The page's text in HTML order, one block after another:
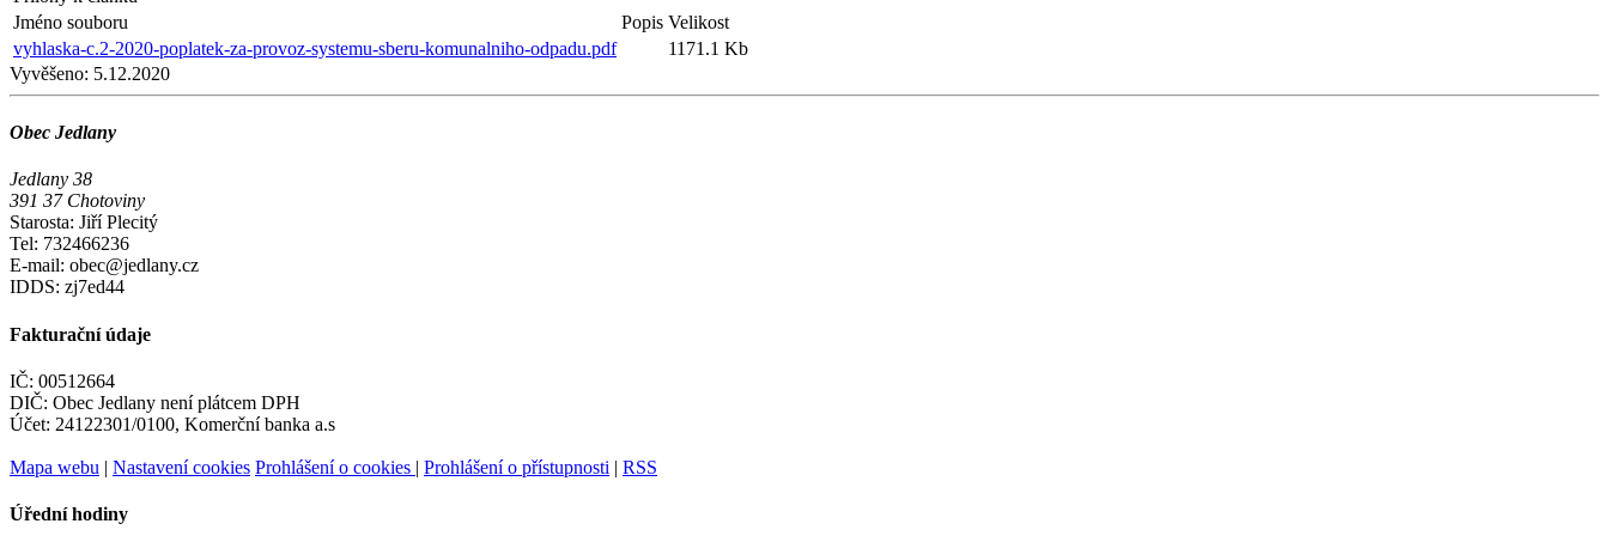
Jméno souboru
Popis Velikost
vyhlaska-c.2-2020-poplatek-za-provoz-systemu-sberu-komunalniho-odpadu.pdf
1171.1 Kb
Vyvěšeno: 5.12.2020
Obec Jedlany
Jedlany 38
391 37 Chotoviny
Starosta: Jiří Plecitý
Tel: 732466236
E-mail: obec@jedlany.cz
IDDS: zj7ed44
Fakturační údaje
IČ: 00512664
DIČ: Obec Jedlany není plátcem DPH
Účet: 24122301/0100, Komerční banka a.s
Mapa webu | Nastavení cookies Prohlášení o cookies | Prohlášení o přístupnosti | RSS
Úřední hodiny